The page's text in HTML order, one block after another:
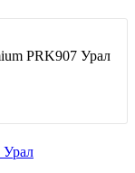
PRK907 Урал
Урал